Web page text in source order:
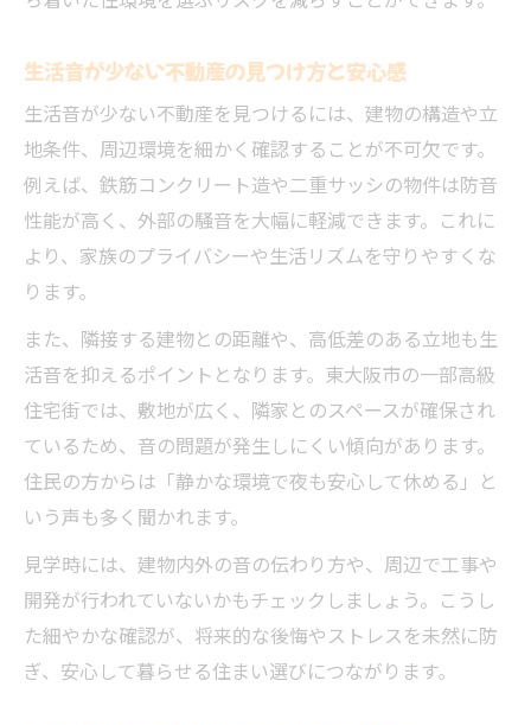
生活音が少ない不動産の見つけ方と安心感
生活音が少ない不動産を見つけるには、建物の構造や立
地条件、周辺環境を細かく確認することが不可欠です。
例えば、鉄筋コンクリート造や二重サッシの物件は防音
性能が高く、外部の騒音を大幅に軽減できます。これに
より、家族のプライバシーや生活リズムを守りやすくな
ります。
また、隣接する建物との距離や、高低差のある立地も生
活音を抑えるポイントとなります。東大阪市の一部高級
住宅街では、敷地が広く、隣家とのスペースが確保され
ているため、音の問題が発生しにくい傾向があります。
住民の方からは「静かな環境で夜も安心して休める」と
いう声も多く聞かれます。
見学時には、建物内外の音の伝わり方や、周辺で工事や
開発が行われていないかもチェックしましょう。こうし
た細やかな確認が、将来的な後悔やストレスを未然に防
ぎ、安心して暮らせる住まい選びにつながります。